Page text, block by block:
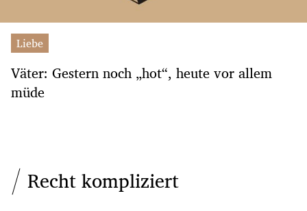
Liebe
Väter: Gestern noch „hot“, heute vor allem
müde
Recht kompliziert